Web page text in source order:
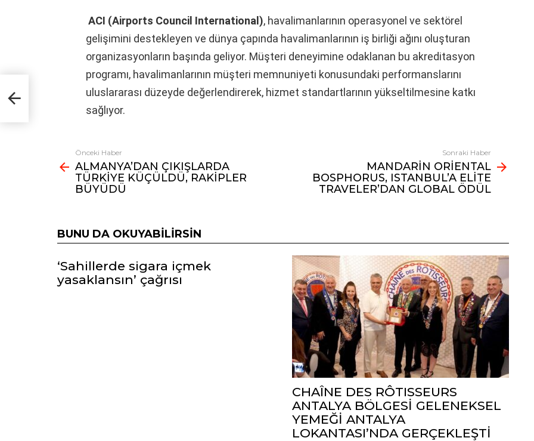
ACI (Airports Council International), havalimanlarının operasyonel ve sektörel
gelişimini destekleyen ve dünya çapında havalimanlarının iş birliği ağını oluşturan
organizasyonların başında geliyor. Müşteri deneyimine odaklanan bu akreditasyon
programı, havalimanlarının müşteri memnuniyeti konusundaki performanslarını
uluslararası düzeyde değerlendirerek, hizmet standartlarının yükseltilmesine katkı
sağlıyor.
Fazlasına
bak
Önceki Haber
ALMANYA’DAN ÇIKIŞLARDA
TÜRKİYE KÜÇÜLDÜ, RAKİPLER
BÜYÜDÜ
Sonraki Haber
MANDARİN ORİENTAL
BOSPHORUS, ISTANBUL’A ELİTE
TRAVELER’DAN GLOBAL ÖDÜL
BUNU DA OKUYABILIRSIN
‘Sahillerde sigara içmek
yasaklansın’ çağrısı
CHAÎNE DES RÔTISSEURS
ANTALYA BÖLGESİ GELENEKSEL
YEMEĞİ ANTALYA
LOKANTASI’NDA GERÇEKLEŞTİ